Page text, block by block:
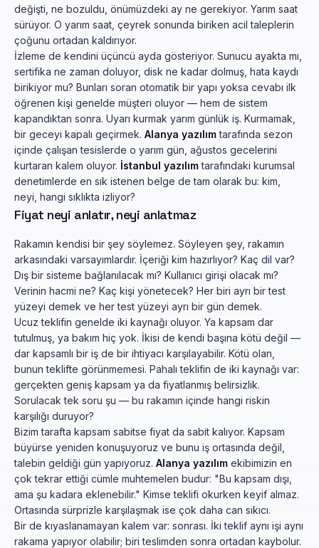
değişti, ne bozuldu, önümüzdeki ay ne gerekiyor. Yarım saat
sürüyor. O yarım saat, çeyrek sonunda biriken acil taleplerin
çoğunu ortadan kaldırıyor.
İzleme de kendini üçüncü ayda gösteriyor. Sunucu ayakta mı,
sertifika ne zaman doluyor, disk ne kadar dolmuş, hata kaydı
birikiyor mu? Bunları soran otomatik bir yapı yoksa cevabı ilk
öğrenen kişi genelde müşteri oluyor — hem de sistem
kapandıktan sonra. Uyarı kurmak yarım günlük iş. Kurmamak,
bir geceyi kapalı geçirmek. Alanya yazılımtarafında sezon
içinde çalışan tesislerde o yarım gün, ağustos gecelerini
kurtaran kalem oluyor. İstanbul yazılımtarafındaki kurumsal
denetimlerde en sık istenen belge de tam olarak bu: kim,
neyi, hangi sıklıkta izliyor?
Fiyat neyi anlatır, neyi anlatmaz
Rakamın kendisi bir şey söylemez. Söyleyen şey, rakamın
arkasındaki varsayımlardır. İçeriği kim hazırlıyor? Kaç dil var?
Dış bir sisteme bağlanılacak mı? Kullanıcı girişi olacak mı?
Verinin hacmi ne? Kaç kişi yönetecek? Her biri ayrı bir test
yüzeyi demek ve her test yüzeyi ayrı bir gün demek.
Ucuz teklifin genelde iki kaynağı oluyor. Ya kapsam dar
tutulmuş, ya bakım hiç yok. İkisi de kendi başına kötü değil —
dar kapsamlı bir iş de bir ihtiyacı karşılayabilir. Kötü olan,
bunun teklifte görünmemesi. Pahalı teklifin de iki kaynağı var:
gerçekten geniş kapsam ya da fiyatlanmış belirsizlik.
Sorulacak tek soru şu — bu rakamın içinde hangi riskin
karşılığı duruyor?
Bizim tarafta kapsam sabitse fiyat da sabit kalıyor. Kapsam
büyürse yeniden konuşuyoruz ve bunu iş ortasında değil,
talebin geldiği gün yapıyoruz. Alanya yazılım ekibimizin en
çok tekrar ettiği cümle muhtemelen budur: "Bu kapsam dışı,
ama şu kadara eklenebilir." Kimse teklifi okurken keyif almaz.
Ortasında sürprizle karşılaşmak ise çok daha can sıkıcı.
Bir de kıyaslanamayan kalem var: sonrası. İki teklif aynı işi aynı
rakama yapıyor olabilir; biri teslimden sonra ortadan kaybolur.